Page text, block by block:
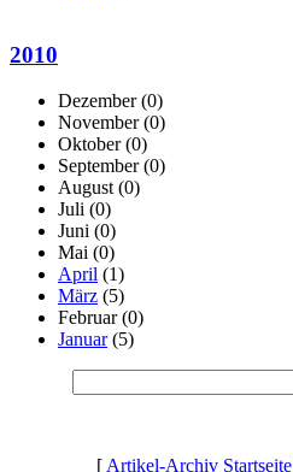
2010
Dezember(0)
November(0)
Oktober(0)
September(0)
August (0)
Juli (0)
Juni (0)
Mai (0)
April (1)
März (5)
Februar(0)
Januar (5)
[ Artikel-Archiv Startseite